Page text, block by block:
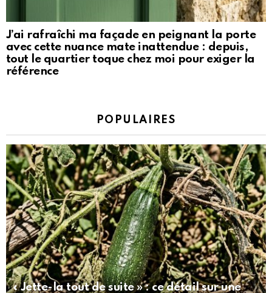
J’ai rafraîchi ma façade en peignant la porte
avec cette nuance mate inattendue : depuis,
tout le quartier toque chez moi pour exiger la
référence
POPULAIRES
« Jette-la tout de suite » : ce détail sur une